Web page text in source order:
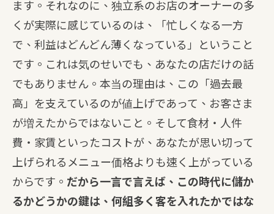
ます。それなのに、独立系のお店のオーナーの多
くが実際に感じているのは、「忙しくなる一方
で、利益はどんどん薄くなっている」ということ
です。これは気のせいでも、あなたの店だけの話
でもありません。本当の理由は、この「過去最
高」を支えているのが値上げであって、お客さま
が増えたからではないこと。そして食材・人件
費・家賃といったコストが、あなたが思い切って
上げられるメニュー価格よりも速く上がっている
からです。 だから一言で言えば、この時代に儲か
るかどうかの鍵は、何組多く客を入れたかではな